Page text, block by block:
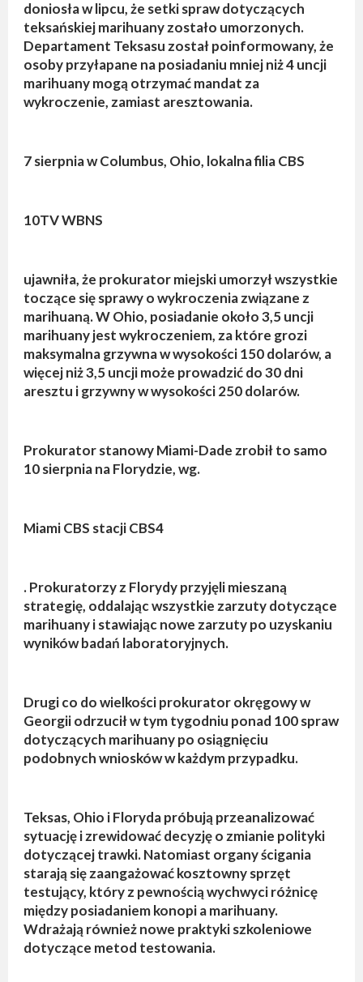
doniosła w lipcu, że setki spraw dotyczących
teksańskiej marihuany zostało umorzonych.
Departament Teksasu został poinformowany, że
osoby przyłapane na posiadaniu mniej niż 4 uncji
marihuany mogą otrzymać mandat za
wykroczenie, zamiast aresztowania.
7 sierpnia w Columbus, Ohio, lokalna filia CBS
10TV WBNS
ujawniła, że prokurator miejski umorzył wszystkie
toczące się sprawy o wykroczenia związane z
marihuaną. W Ohio, posiadanie około 3,5 uncji
marihuany jest wykroczeniem, za które grozi
maksymalna grzywna w wysokości 150 dolarów, a
więcej niż 3,5 uncji może prowadzić do 30 dni
aresztu i grzywny w wysokości 250 dolarów.
Prokurator stanowy Miami-Dade zrobił to samo
10 sierpnia na Florydzie, wg.
Miami CBS stacji CBS4
. Prokuratorzy z Florydy przyjęli mieszaną
strategię, oddalając wszystkie zarzuty dotyczące
marihuany i stawiając nowe zarzuty po uzyskaniu
wyników badań laboratoryjnych.
Drugi co do wielkości prokurator okręgowy w
Georgii odrzucił w tym tygodniu ponad 100 spraw
dotyczących marihuany po osiągnięciu
podobnych wniosków w każdym przypadku.
Teksas, Ohio i Floryda próbują przeanalizować
sytuację i zrewidować decyzję o zmianie polityki
dotyczącej trawki. Natomiast organy ścigania
starają się zaangażować kosztowny sprzęt
testujący, który z pewnością wychwyci różnicę
między posiadaniem konopi a marihuany.
Wdrażają również nowe praktyki szkoleniowe
dotyczące metod testowania.